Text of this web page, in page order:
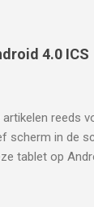
4.0 ICS
reeds
scherm in de
tablet op
in dit